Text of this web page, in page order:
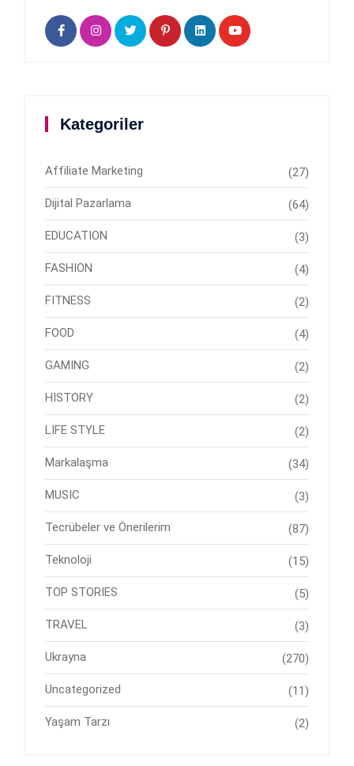
Kategoriler
Affiliate Marketing (27)
Dijital Pazarlama (64)
EDUCATION (3)
FASHION (4)
FITNESS (2)
FOOD (4)
GAMING (2)
HISTORY (2)
LIFE STYLE (2)
Markalaşma (34)
MUSIC (3)
Tecrübeler ve Önerilerim (87)
Teknoloji (15)
TOP STORIES (5)
TRAVEL (3)
Ukrayna (270)
Uncategorized (11)
Yaşam Tarzı (2)